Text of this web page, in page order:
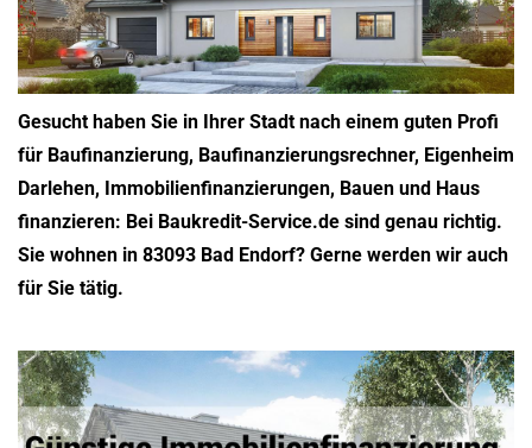
Gesucht haben Sie in Ihrer Stadt nach einem guten Profi
für Baufinanzierung, Baufinanzierungsrechner, Eigenheim
Darlehen, Immobilienfinanzierungen, Bauen und Haus
finanzieren: Bei Baukredit-Service.de sind genau richtig.
Sie wohnen in 83093 Bad Endorf? Gerne werden wir auch
für Sie tätig.